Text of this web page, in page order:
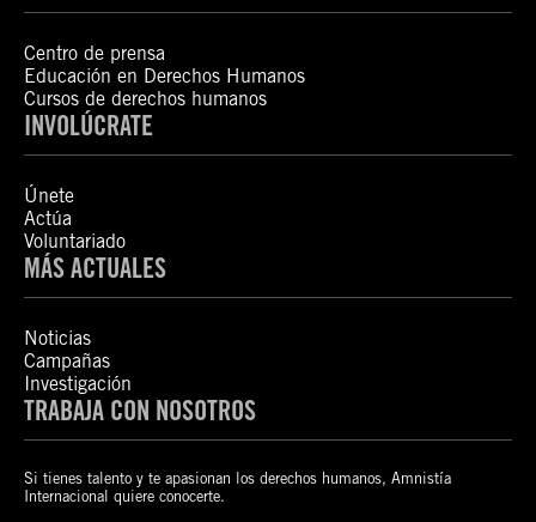
Centro de prensa
Educación en Derechos Humanos
Cursos de derechos humanos
INVOLÚCRATE
Únete
Actúa
Voluntariado
MÁS ACTUALES
Noticias
Campañas
Investigación
TRABAJA CON NOSOTROS
Si tienes talento y te apasionan los derechos humanos, Amnistía
Internacional quiere conocerte.